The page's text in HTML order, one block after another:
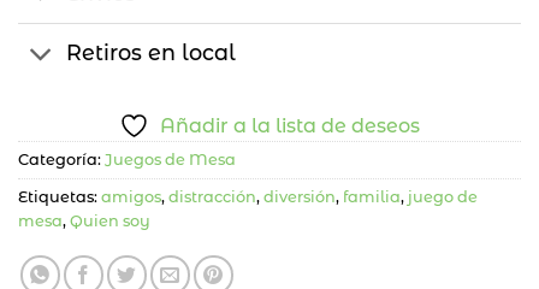
Retiros en local
Añadir a la lista de deseos
Categoría: Juegos de Mesa
Etiquetas: amigos, distracción, diversión, familia, juego de
mesa, Quien soy